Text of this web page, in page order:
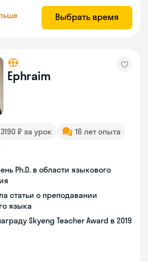
Выбрать время
Ephraim
₽ за урок
16 лет опыта
Ph.D. в области языкового
статьи о преподавании
языка
Skyeng Teacher Award в 2019